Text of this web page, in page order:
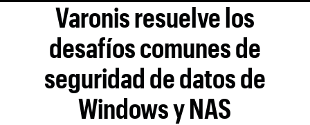
Varonis resuelve los
desafíos comunes de
seguridad de datos de
Windows y NAS